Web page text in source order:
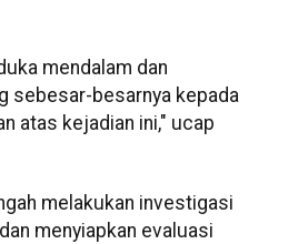
mendalam dan
sebesar-besarnya kepada
atas kejadian ini," ucap
melakukan investigasi
menyiapkan evaluasi